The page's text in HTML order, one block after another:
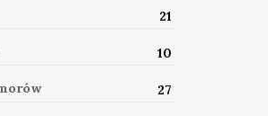
21
10
27